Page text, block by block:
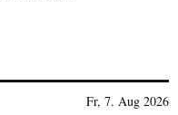
Fr, 7. Aug 2026